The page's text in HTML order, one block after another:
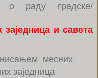
о раду градске/
и савета
месних
заједница